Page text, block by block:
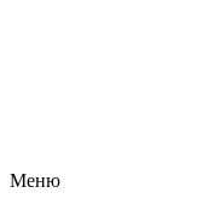
Меню